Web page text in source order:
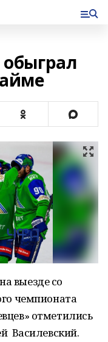
выезде со
чемпионата
отметились
Василевский.